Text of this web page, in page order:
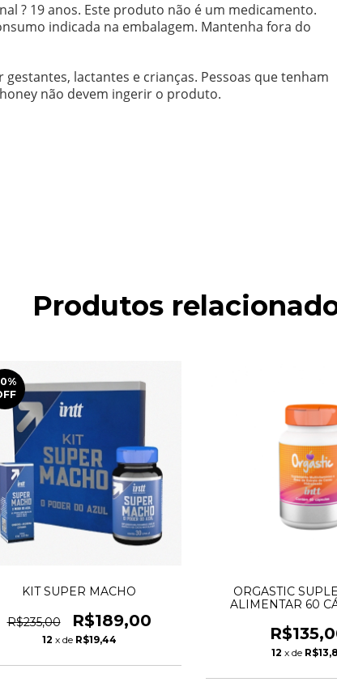
? 19 anos. Este produto não é um medicamento.
indicada na embalagem. Mantenha fora do
lactantes e crianças. Pessoas que tenham
não devem ingerir o produto.
Produtos
%
KIT SUPER MACHO
R$235,00 R$189,00
12 x de R$19,44
ORGASTIC
ALIMENTAR 60
12 x de